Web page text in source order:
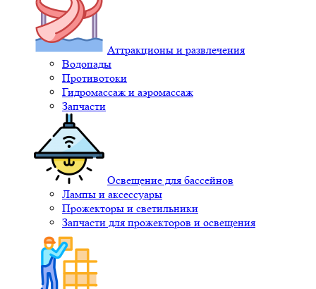
Аттракционы и развлечения
Водопады
Противотоки
Гидромассаж и аэромассаж
Запчасти
Освещение для бассейнов
Лампы и аксессуары
Прожекторы и светильники
Запчасти для прожекторов и освещения